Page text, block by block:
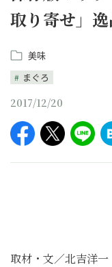
取り寄せ」
美味
まぐろ
2017/12/20
取材・文／北吉洋一